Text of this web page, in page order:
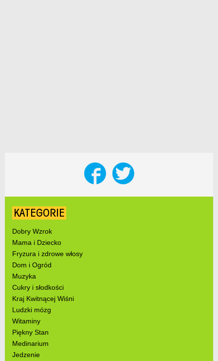
KATEGORIE
Dobry Wzrok
Mama i Dziecko
Fryzura i zdrowe włosy
Dom i Ogród
Muzyka
Cukry i słodkości
Kraj Kwitnącej Wiśni
Ludzki mózg
Witaminy
Piękny Stan
Medinarium
Jedzenie